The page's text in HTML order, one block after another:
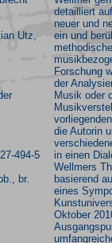
Utz,
494-5
br.
detailliert
neuer und
ein und
Forschung
der
Musik oder
die Autorin
in einen
Wellmers
basierend
eines
Oktober